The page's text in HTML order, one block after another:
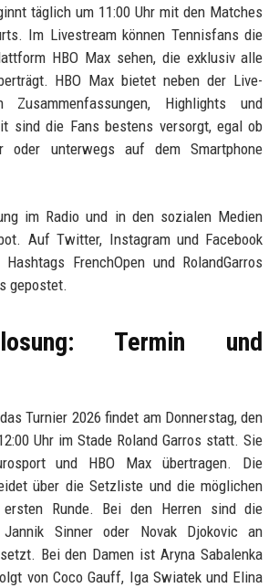
täglich um 11:00 Uhr mit den Matches
Im Livestream können Tennisfans die
HBO Max sehen, die exklusiv alle
HBO Max bietet neben der Live-
Zusammenfassungen, Highlights und
sind die Fans bestens versorgt, egal ob
oder unterwegs auf dem Smartphone
im Radio und in den sozialen Medien
Auf Twitter, Instagram und Facebook
FrenchOpen und RolandGarros
gepostet.
Termin und
Turnier 2026 findet am Donnerstag, den
Uhr im Stade Roland Garros statt. Sie
und HBO Max übertragen. Die
über die Setzliste und die möglichen
ersten Runde. Bei den Herren sind die
Sinner oder Novak Djokovic an
Bei den Damen ist Aryna Sabalenka
von Coco Gauff, Iga Swiatek und Elina